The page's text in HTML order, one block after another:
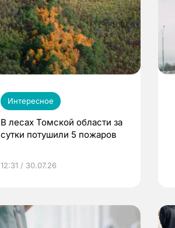
Интересное
В лесах Томской области за
сутки потушили 5 пожаров
12:31 / 30.07.26